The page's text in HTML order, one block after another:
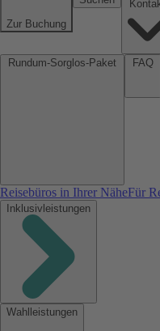
Zur Buchung
Reisebüros in Ihrer NäheFür
Inklusivleistungen
Wahlleistungen